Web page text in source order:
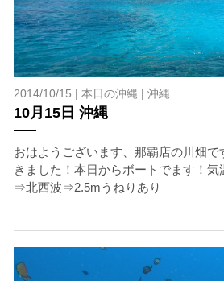
2014/10/15 | 本日の沖縄 | 沖縄
10月15日 沖縄
おはようございます、那覇店の川畑で
きました！本日からボートでます！
⇒北西波⇒2.5mうねりあり